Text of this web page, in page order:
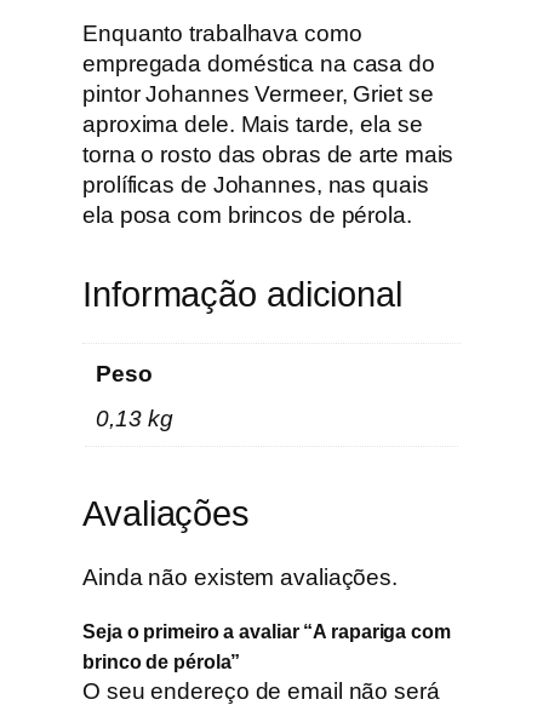
r
i
g
a
c
o
m
i
e
é
o
a
Enquanto trabalhava como
empregada doméstica na casa do
pintor Johannes Vermeer, Griet se
aproxima dele. Mais tarde, ela se
torna o rosto das obras de arte mais
prolíficas de Johannes, nas quais
ela posa com brincos de pérola.
Informação adicional
Peso
0,13 kg
Avaliações
Ainda não existem avaliações.
Seja o primeiro a avaliar “A rapariga com
brinco de pérola”
O seu endereço de email não será